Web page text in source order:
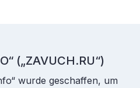
(„ZAVUCH.RU“)
wurde geschaffen, um